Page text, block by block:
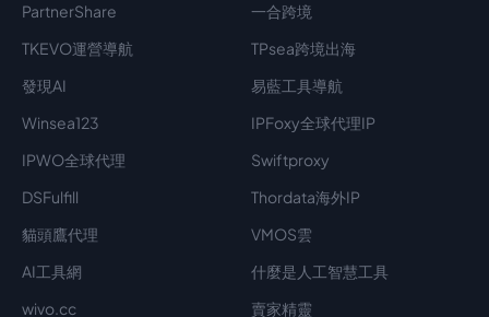
PartnerShare
一合跨境
TKEVO運營導航
TPsea跨境出海
發現AI
易藍工具導航
Winsea123
IPFoxy全球代理IP
IPWO全球代理
Swiftproxy
DSFulfill
Thordata海外IP
貓頭鷹代理
VMOS雲
AI工具網
什麼是人工智慧工具
wivo.cc
賣家精靈